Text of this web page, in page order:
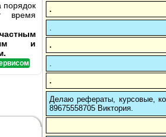
порядок
время
и
.
.
.
Делаю рефераты, курсовые,
89675558705 Виктория.